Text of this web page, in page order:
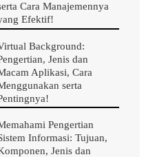
Cara Manajemennya
Efektif!
Background:
Jenis dan
Aplikasi, Cara
serta
Pengertian
Informasi: Tujuan,
Jenis dan